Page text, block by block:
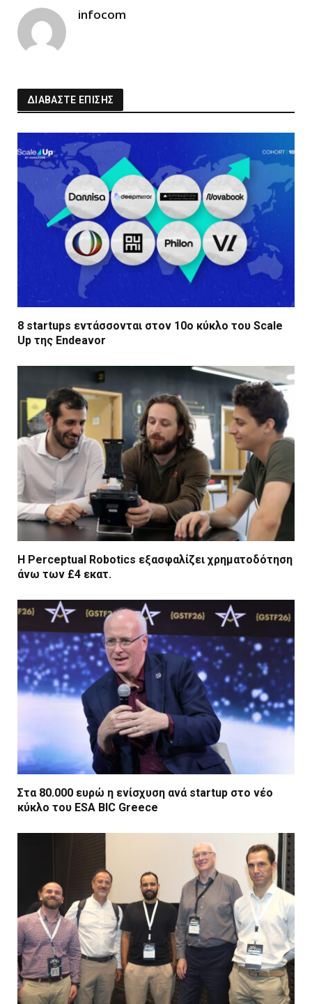
infocom
ΔΙΑΒΑΣΤΕ ΕΠΙΣΗΣ
8 startups εντάσσονται στον 10ο κύκλο του Scale
Up της Endeavor
Η Perceptual Robotics εξασφαλίζει χρηματοδότηση
άνω των £4 εκατ.
Στα 80.000 ευρώ η ενίσχυση ανά startup στο νέο
κύκλο του ESA BIC Greece